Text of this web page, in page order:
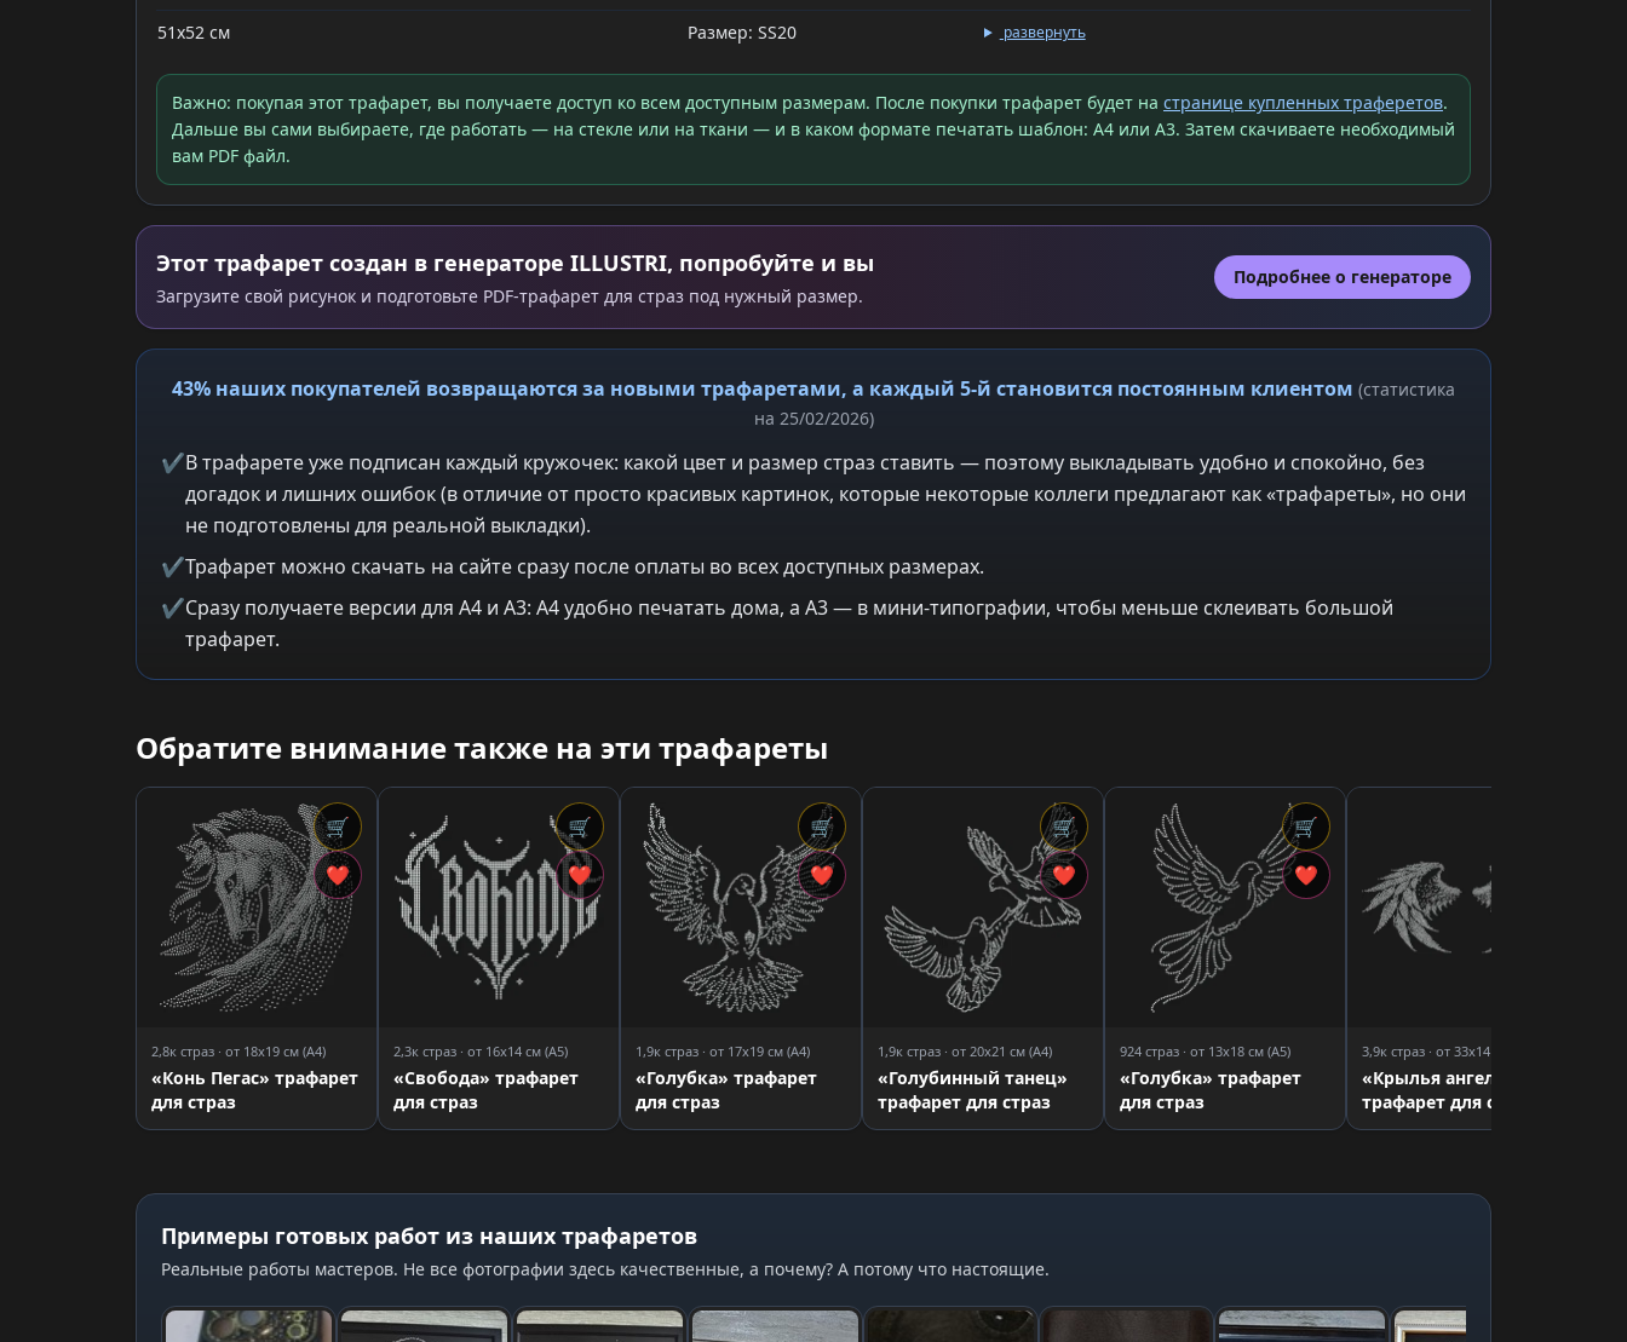
51x52 см Размер: SS20 развернуть
Важно: покупая этот трафарет, вы получаете доступ ко всем доступным размерам. После покупки трафарет будет на странице купленных траферетов.
Дальше вы сами выбираете, где работать — на стекле или на ткани — и в каком формате печатать шаблон: A4 или A3. Затем скачиваете необходимый
вам PDF файл.
Этот трафарет создан в генераторе ILLUSTRI, попробуйте и вы
Загрузите свой рисунок и подготовьте PDF-трафарет для страз под нужный размер.
Подробнее о генераторе
43% наших покупателей возвращаются за новыми трафаретами, а каждый 5-й становится постоянным клиентом (статистика
на 25/02/2026)
✔В трафарете уже подписан каждый кружочек: какой цвет и размер страз ставить — поэтому выкладывать удобно и спокойно, без
догадок и лишних ошибок (в отличие от просто красивых картинок, которые некоторые коллеги предлагают как «трафареты», но они
не подготовлены для реальной выкладки).
✔Трафарет можно скачать на сайте сразу после оплаты во всех доступных размерах.
✔Сразу получаете версии для A4 и A3: A4 удобно печатать дома, а A3 — в мини-типографии, чтобы меньше склеивать большой
трафарет.
Обратите внимание также на эти трафареты
🛒
❤
2,8к страз · от 18x19 см (A4)
«Конь Пегас» трафарет
для страз
🛒
❤
2,3к страз · от 16x14 см (A5)
«Свобода» трафарет
для страз
🛒
❤
1,9к страз · от 17x19 см (A4)
«Голубка» трафарет
для страз
🛒
❤
1,9к страз · от 20x21 см (A4)
«Голубинный танец»
трафарет для страз
🛒
❤
924 страз · от 13x18 см (A5)
«Голубка» трафарет
для страз
3,9к страз · от 33x14 см (A3)
«Крылья ангела»
трафарет для страз
Примеры готовых работ из наших трафаретов
Реальные работы мастеров. Не все фотографии здесь качественные, а почему? А потому что настоящие.